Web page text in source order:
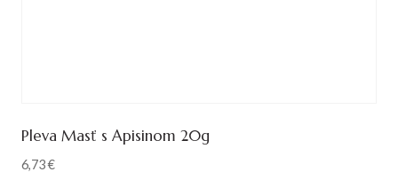
Pleva Masť s Apisinom 20g
6,73€